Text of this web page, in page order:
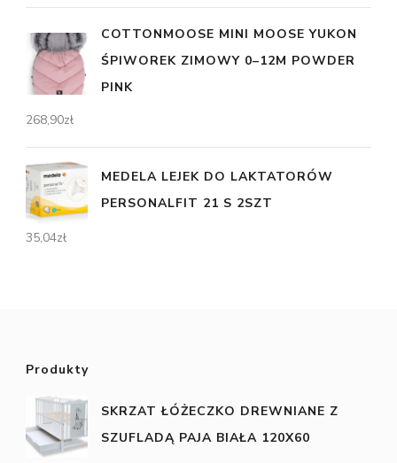
COTTONMOOSE MINI MOOSE YUKON
ŚPIWOREK ZIMOWY 0–12M POWDER
PINK
268,90zł
MEDELA LEJEK DO LAKTATORÓW
PERSONALFIT 21 S 2SZT
35,04zł
Produkty
SKRZAT ŁÓŻECZKO DREWNIANE Z
SZUFLADĄ PAJA BIAŁA 120X60